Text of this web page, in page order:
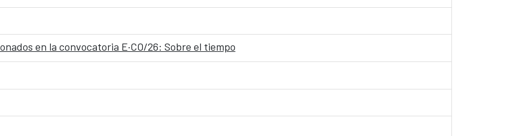
en la convocatoria E·CO/26: Sobre el tiempo